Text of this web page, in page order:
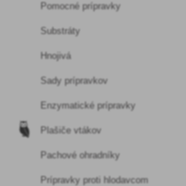
Pomocné prípravky
Substráty
Hnojivá
Sady prípravkov
Enzymatické prípravky
Plašiče vtákov
Pachové ohradníky
Prípravky proti hlodavcom